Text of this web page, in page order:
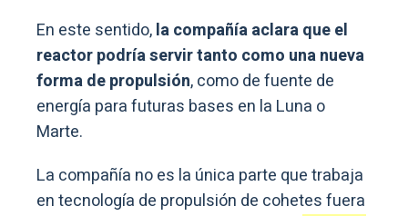
En este sentido,la compañía aclara que el
reactor podría servir tanto como una nueva
forma de propulsión, como de fuente de
energía para futuras bases en la Luna o
Marte.
La compañía no es la única parte que trabaja
en tecnología de propulsión de cohetes fuera